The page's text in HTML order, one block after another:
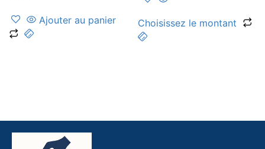
Ajouter au panier Choisissez le montant